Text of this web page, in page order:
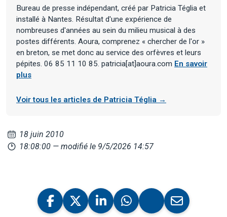
Bureau de presse indépendant, créé par Patricia Téglia et
installé à Nantes. Résultat d'une expérience de
nombreuses d'années au sein du milieu musical à des
postes différents. Aoura, comprenez « chercher de l'or »
en breton, se met donc au service des orfèvres et leurs
pépites. 06 85 11 10 85. patricia[at]aoura.com En savoir
plus
Voir tous les articles de Patricia Téglia →
18 juin 2010
18:08:00 — modifié le 9/5/2026 14:57